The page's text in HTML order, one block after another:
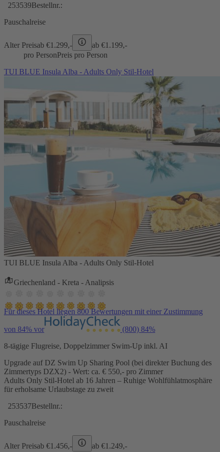
253539Bestellnr.:
Pauschalreise
Alter Preisab €1.299,- ab €1.199,-
pro PersonPreis pro Person
TUI BLUE Insula Alba - Adults Only Stil-Hotel
TUI BLUE Insula Alba - Adults Only Stil-Hotel
Griechenland - Kreta - Analipsis
Für dieses Hotel liegen 800 Bewertungen mit einer Zustimmung
von 84% vor (800) 84%
8-tägige Flugreise, Doppelzimmer Swim-Up inkl. AI
Upgrade auf DZ Swim Up Sharing Pool (bei direkter Buchung des
Zimmertyps DZX2) - Wert: ca. € 550,- pro Zimmer
Adults Only Stil-Hotel ab 16 Jahren – Ruhige Wohlfühlatmosphäre
für erholsame Urlaubstage zu zweit
253537Bestellnr.:
Pauschalreise
Alter Preisab €1.456,- ab €1.249,-